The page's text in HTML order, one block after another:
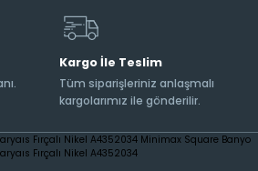
Kargo İle Teslim
Tüm siparişleriniz anlaşmalı
kargolarımız ile gönderilir.